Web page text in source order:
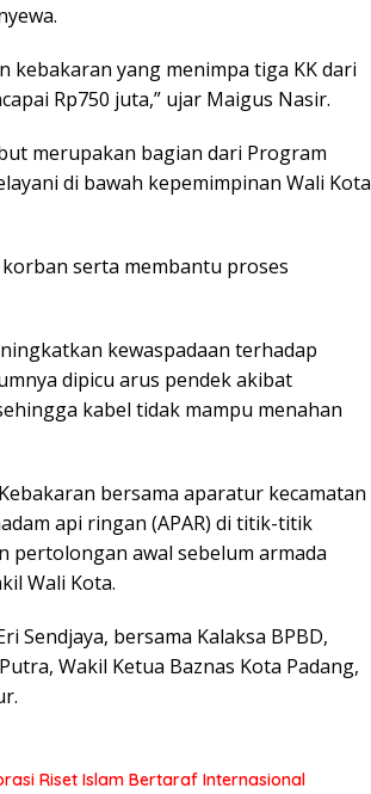
kebakaran yang menimpa tiga KK dari
Rp750 juta,” ujar Maigus Nasir.
merupakan bagian dari Program
di bawah kepemimpinan Wali Kota
serta membantu proses
kewaspadaan terhadap
dipicu arus pendek akibat
kabel tidak mampu menahan
bersama aparatur kecamatan
api ringan (APAR) di titik-titik
pertolongan awal sebelum armada
Wali Kota.
Sendjaya, bersama Kalaksa BPBD,
Wakil Ketua Baznas Kota Padang,
Riset Islam Bertaraf Internasional